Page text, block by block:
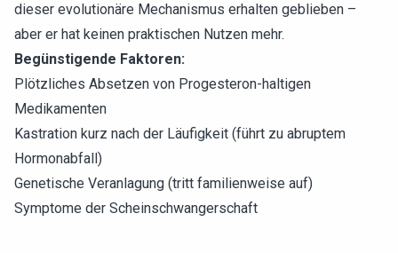
dieser evolutionäre Mechanismus erhalten geblieben –
aber er hat keinen praktischen Nutzen mehr.
Begünstigende Faktoren:
Plötzliches Absetzen von Progesteron-haltigen
Medikamenten
Kastration kurz nach der Läufigkeit (führt zu abruptem
Hormonabfall)
Genetische Veranlagung (tritt familienweise auf)
Symptome der Scheinschwangerschaft